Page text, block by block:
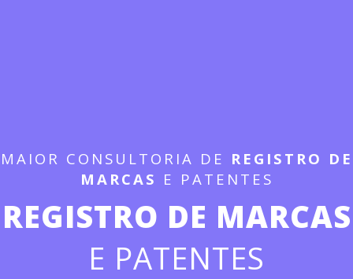
MAIOR CONSULTORIA DE REGISTRO DE
MARCAS E PATENTES
REGISTRO DE MARCAS
E PATENTES